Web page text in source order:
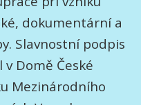
dokumentární a
Slavnostní podpis
Domě České
Mezinárodního